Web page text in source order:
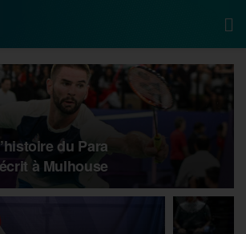
du Para
à Mulhouse